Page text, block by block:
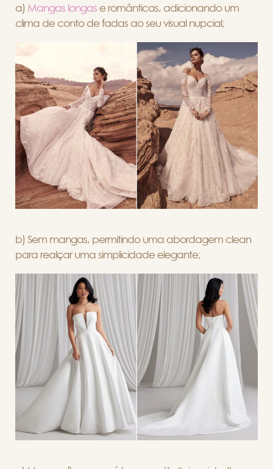
a) Mangas longas e românticas, adicionando um
clima de conto de fadas ao seu visual nupcial;
b) Sem mangas, permitindo uma abordagem clean
para realçar uma simplicidade elegante;